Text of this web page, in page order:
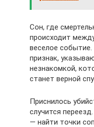
Сон, где
происходит
веселое событие.
признак,
незнакомкой,
станет верной
Приснилось
случится
— найти точки